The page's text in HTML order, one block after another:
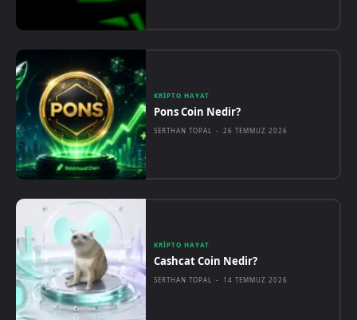
KRIPTO HAYAT
Pons Coin Nedir?
SERTHAN TOPAL - 26 TEMMUZ 2026
KRIPTO HAYAT
Cashcat Coin Nedir?
SERTHAN TOPAL - 14 TEMMUZ 2026